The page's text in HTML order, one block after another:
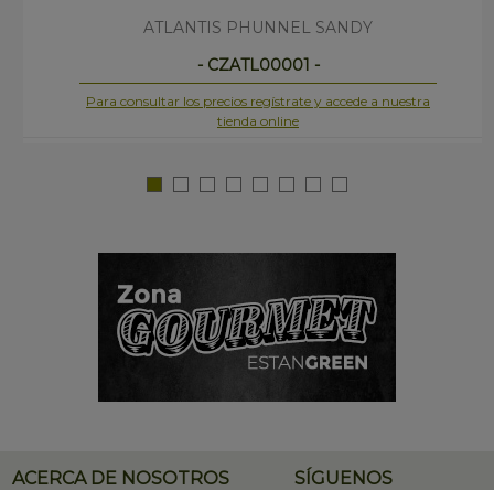
ATLANTIS PHUNNEL SANDY
- CZATL00001 -
Para consultar los precios regístrate y accede a nuestra
tienda online
ACERCA DE NOSOTROS SÍGUENOS